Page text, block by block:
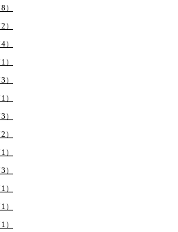
）
）
）
）
）
）
）
）
）
）
）
）
）